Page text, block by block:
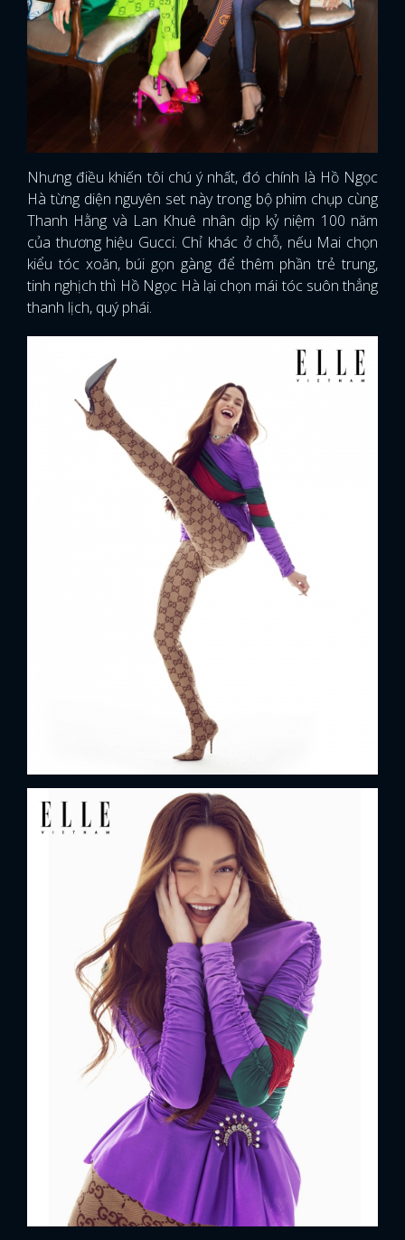
Nhưng điều khiến tôi chú ý nhất, đó chính là Hồ Ngọc
Hà từng diện nguyên set này trong bộ phim chụp cùng
Thanh Hằng và Lan Khuê nhân dịp kỷ niệm 100 năm
của thương hiệu Gucci. Chỉ khác ở chỗ, nếu Mai chọn
kiểu tóc xoăn, búi gọn gàng để thêm phần trẻ trung,
tinh nghịch thì Hồ Ngọc Hà lại chọn mái tóc suôn thẳng
thanh lịch, quý phái.